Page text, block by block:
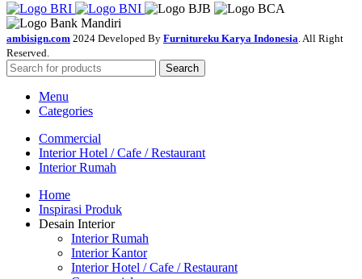
ambisign.com 2024 Developed By Furnitureku Karya Indonesia. All Right
Reserved.
Search
Menu
Categories
Commercial
Interior Hotel / Cafe / Restaurant
Interior Rumah
Home
Inspirasi Produk
Desain Interior
Interior Rumah
Interior Kantor
Interior Hotel / Cafe / Restaurant